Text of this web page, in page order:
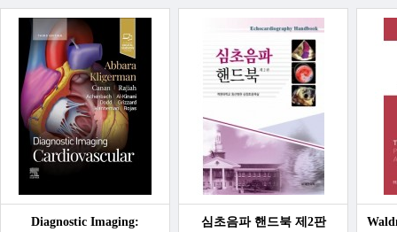
Diagnostic Imaging:
심초음파 핸드북 제2판